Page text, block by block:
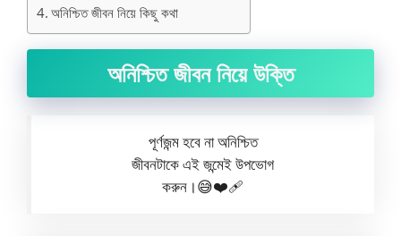
অনিশ্চিত জীবন নিয়ে কিছু কথা
অনিশ্চিত জীবন নিয়ে উক্তি
পূর্ণজন্ম হবে না অনিশ্চিত
জীবনটাকে এই জন্মেই উপভোগ
করুন।😅❤️🩹